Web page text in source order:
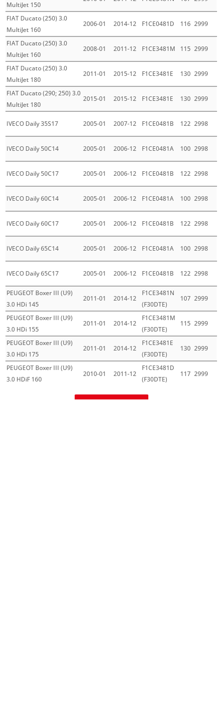
MultiJet 150
FIAT Ducato (250) 3.0
MultiJet 160
2006-01 2014-12 F1CE0481D 116 2999
FIAT Ducato (250) 3.0
MultiJet 160
2008-01 2011-12 F1CE3481M 115 2999
FIAT Ducato (250) 3.0
MultiJet 180
2011-01 2015-12 F1CE3481E 130 2999
FIAT Ducato (290; 250) 3.0
MultiJet 180
2015-01 2015-12 F1CE3481E 130 2999
IVECO Daily 35S17 2005-01 2007-12 F1CE0481B 122 2998
IVECO Daily 50C14 2005-01 2006-12 F1CE0481A 100 2998
IVECO Daily 50C17 2005-01 2006-12 F1CE0481B 122 2998
IVECO Daily 60C14 2005-01 2006-12 F1CE0481A 100 2998
IVECO Daily 60C17 2005-01 2006-12 F1CE0481B 122 2998
IVECO Daily 65C14 2005-01 2006-12 F1CE0481A 100 2998
IVECO Daily 65C17 2005-01 2006-12 F1CE0481B 122 2998
PEUGEOT Boxer III (U9)
3.0 HDi 145
2011-01 2014-12
F1CE3481N
(F30DTE)
107 2999
PEUGEOT Boxer III (U9)
3.0 HDi 155
2011-01 2014-12
F1CE3481M
(F30DTE)
115 2999
PEUGEOT Boxer III (U9)
3.0 HDi 175
2011-01 2014-12
F1CE3481E
(F30DTE)
130 2999
PEUGEOT Boxer III (U9)
3.0 HDiF 160
2010-01 2011-12
F1CE3481D
(F30DTE)
117 2999
Mehr laden